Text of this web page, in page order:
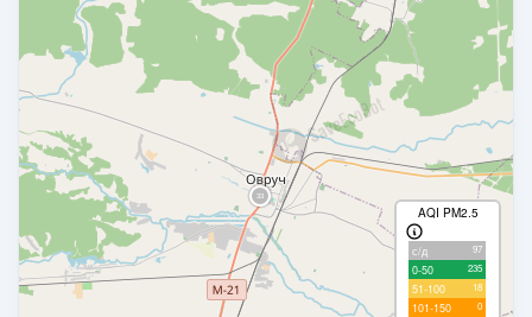
AQI PM2.5
с/д 97
0-50 235
51-100 18
101-150 0